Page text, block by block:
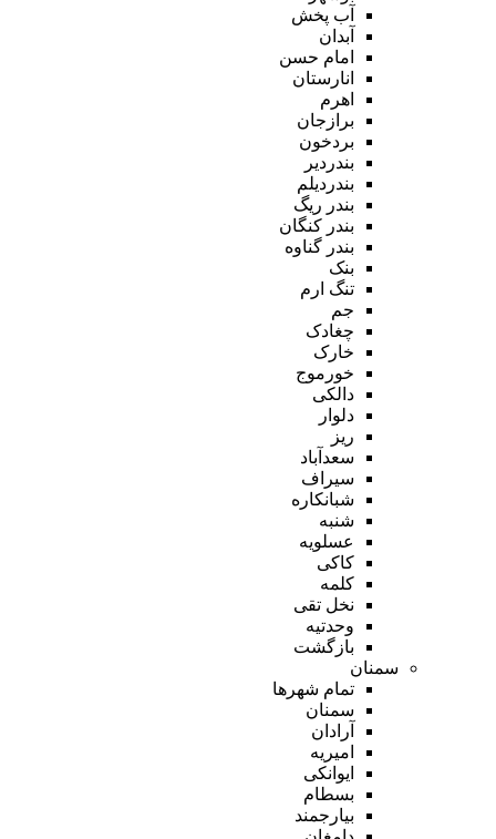
آب پخش
آبدان
امام حسن
انارستان
اهرم
برازجان
بردخون
بندردیر
بندردیلم
بندر ریگ
بندر کنگان
بندر گناوه
بنک
تنگ ارم
جم
چغادک
خارک
خورموج
دالکی
دلوار
ریز
سعدآباد
سیراف
شبانکاره
شنبه
عسلویه
کاکی
کلمه
نخل تقی
وحدتیه
بازگشت
سمنان
تمام شهر‌ها
سمنان
آرادان
امیریه
ایوانکی
بسطام
بیارجمند